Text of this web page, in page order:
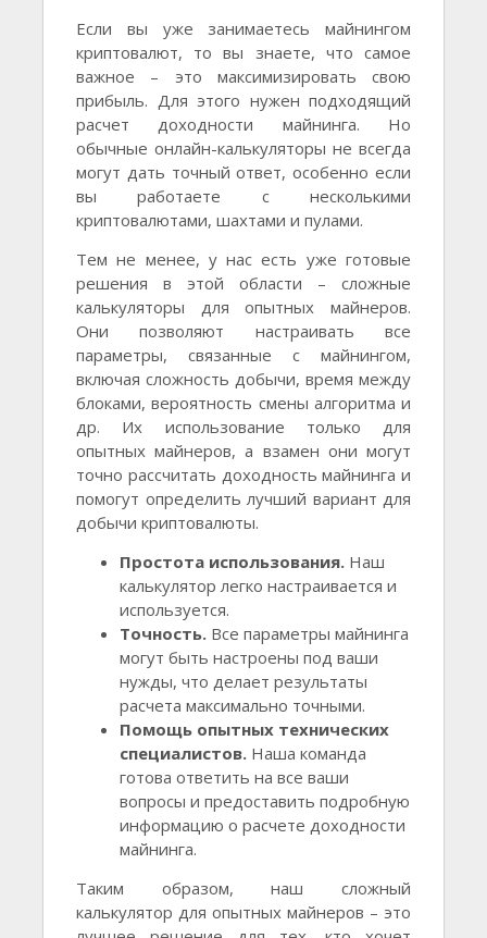
Если вы уже занимаетесь майнингом
криптовалют, то вы знаете, что самое
важное – это максимизировать свою
прибыль. Для этого нужен подходящий
расчет доходности майнинга. Но
обычные онлайн-калькуляторы не всегда
могут дать точный ответ, особенно если
вы работаете с несколькими
криптовалютами, шахтами и пулами.
Тем не менее, у нас есть уже готовые
решения в этой области – сложные
калькуляторы для опытных майнеров.
Они позволяют настраивать все
параметры, связанные с майнингом,
включая сложность добычи, время между
блоками, вероятность смены алгоритма и
др. Их использование только для
опытных майнеров, а взамен они могут
точно рассчитать доходность майнинга и
помогут определить лучший вариант для
добычи криптовалюты.
Простота использования. Наш
калькулятор легко настраивается и
используется.
Точность. Все параметры майнинга
могут быть настроены под ваши
нужды, что делает результаты
расчета максимально точными.
Помощь опытных технических
специалистов. Наша команда
готова ответить на все ваши
вопросы и предоставить подробную
информацию о расчете доходности
майнинга.
Таким образом, наш сложный
калькулятор для опытных майнеров – это